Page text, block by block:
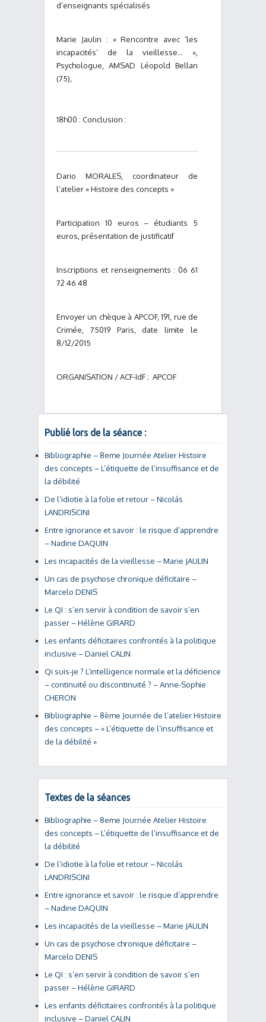
d’enseignants spécialisés
Marie Jaulin : « Rencontre avec ‘les
incapacités’ de la vieillesse… »,
Psychologue, AMSAD Léopold Bellan
(75),
18h00 : Conclusion :
Dario MORALES, coordinateur de
l’atelier « Histoire des concepts »
Participation 10 euros – étudiants 5
euros, présentation de justificatif
Inscriptions et renseignements : 06 61
72 46 48
Envoyer un chèque à APCOF, 191, rue de
Crimée, 75019 Paris, date limite le
8/12/2015
ORGANISATION / ACF-IdF ; APCOF
Publié lors de la séance :
Bibliographie – 8eme Journée Atelier Histoire
des concepts – L’étiquette de l’insuffisance et de
la débilité
De l’idiotie à la folie et retour – Nicolás
LANDRISCINI
Entre ignorance et savoir : le risque d’apprendre
– Nadine DAQUIN
Les incapacités de la vieillesse – Marie JAULIN
Un cas de psychose chronique déficitaire –
Marcelo DENIS
Le QI : s’en servir à condition de savoir s’en
passer – Hélène GIRARD
Les enfants déficitaires confrontés à la politique
inclusive – Daniel CALIN
Qi suis-je ? L’intelligence normale et la déficience
– continuité ou discontinuité ? – Anne-Sophie
CHERON
Bibliographie – 8ème Journée de l’atelier Histoire
des concepts – « L’étiquette de l’insuffisance et
de la débilité »
Textes de la séances
Bibliographie – 8eme Journée Atelier Histoire
des concepts – L’étiquette de l’insuffisance et de
la débilité
De l’idiotie à la folie et retour – Nicolás
LANDRISCINI
Entre ignorance et savoir : le risque d’apprendre
– Nadine DAQUIN
Les incapacités de la vieillesse – Marie JAULIN
Un cas de psychose chronique déficitaire –
Marcelo DENIS
Le QI : s’en servir à condition de savoir s’en
passer – Hélène GIRARD
Les enfants déficitaires confrontés à la politique
inclusive – Daniel CALIN